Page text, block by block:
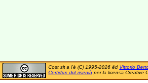
Cost sit a l'è (C) 1995-2026 ëd Vittorio
Certidun drit riservà për la licensa Creative